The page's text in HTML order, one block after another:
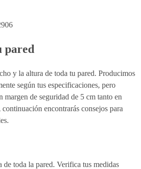
pared
y la altura de toda tu pared. Producimos
según tus especificaciones, pero
margen de seguridad de 5 cm tanto en
encontrarás consejos para
toda la pared. Verifica tus medidas